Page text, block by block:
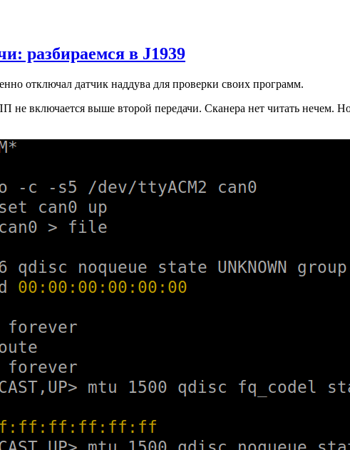
разбираемся в J1939
отключал датчик наддува для проверки своих программ.
включается выше второй передачи. Сканера нет читать нечем.